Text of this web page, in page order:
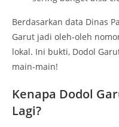
Berdasarkan data Dinas
Garut jadi oleh-oleh
lokal. Ini bukti, Dodol
main-main!
Kenapa Dodol
Lagi?